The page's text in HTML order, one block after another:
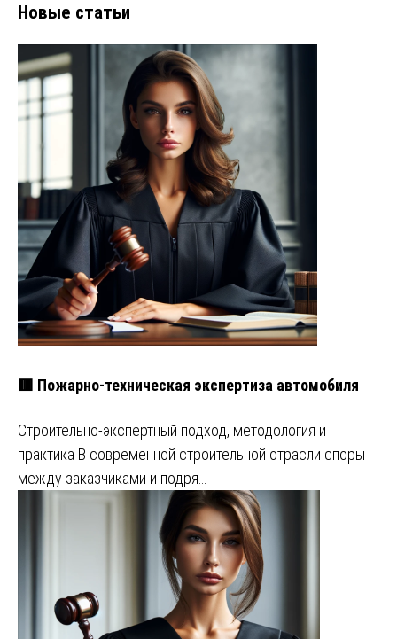
Новые статьи
🟥 Пожарно-техническая экспертиза автомобиля
Строительно-экспертный подход, методология и
практика В современной строительной отрасли споры
между заказчиками и подря…